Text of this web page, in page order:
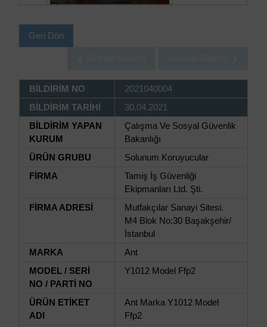
Geri Dön
BİLDİRİM NO
2021040004
BİLDİRİM TARİHİ
30.04.2021
BİLDİRİM YAPAN
KURUM
Çalışma Ve Sosyal Güvenlik
Bakanlığı
ÜRÜN GRUBU
Solunum Koruyucular
FİRMA
Tamiş İş Güvenliği
Ekipmanları Ltd. Şti.
FİRMA ADRESİ
Mutfakçılar Sanayi Sitesi.
M4 Blok No:30 Başakşehir/
İstanbul
MARKA
Ant
MODEL / SERİ
NO / PARTİ NO
Y1012 Model Ffp2
ÜRÜN ETİKET
ADI
Ant Marka Y1012 Model
Ffp2